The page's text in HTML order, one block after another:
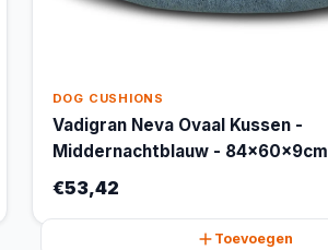
DOG CUSHIONS
Vadigran Neva Ovaal Kussen -
Middernachtblauw - 84x60x9cm
€53,42
Toevoegen